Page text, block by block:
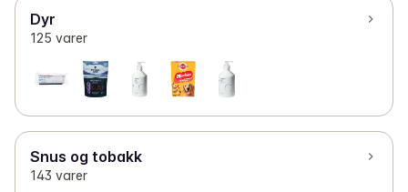
Dyr
125 varer
Snus og tobakk
143 varer